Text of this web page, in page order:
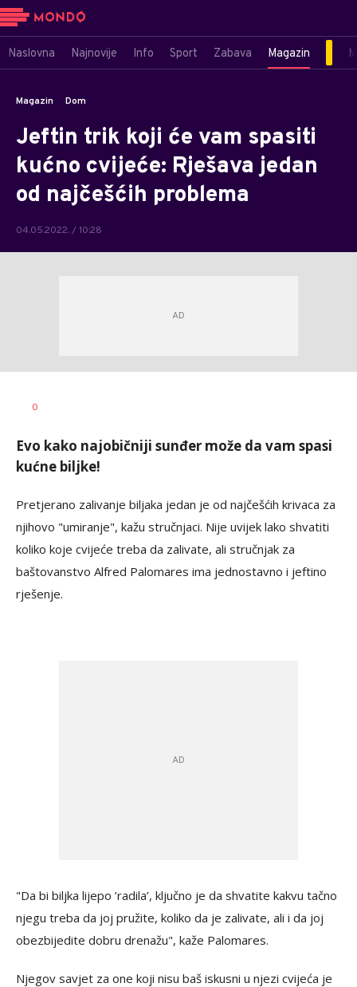
Naslovna Najnovije Info Sport Zabava Magazin
Magazin Dom
Jeftin trik koji će vam spasiti
kućno cvijeće: Rješava jedan
od najčešćih problema
04.05.2022. / 10:28
AUTOR
0
Evo kako najobičniji sunđer može da vam spasi
kućne biljke!
Pretjerano zalivanje biljaka jedan je od najčešćih krivaca za
njihovo "umiranje", kažu stručnjaci. Nije uvijek lako shvatiti
koliko koje cvijeće treba da zalivate, ali stručnjak za
baštovanstvo Alfred Palomares ima jednostavno i jeftino
rješenje.
"Da bi biljka lijepo ’radila’, ključno je da shvatite kakvu tačno
njegu treba da joj pružite, koliko da je zalivate, ali i da joj
obezbijedite dobru drenažu", kaže Palomares.
Njegov savjet za one koji nisu baš iskusni u njezi cvijeća je